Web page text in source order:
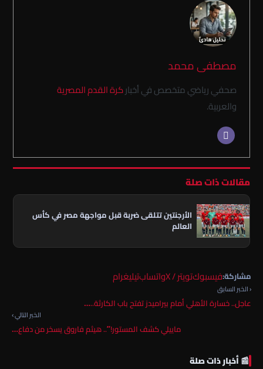
مصطفى محمد
صحفي رياضي متخصص في أخباركرة القدم المصرية
والعربية.
مقالات ذات صلة
الأرجنتين تتلقى ضربة قبل مواجهة مصر في كأس
العالم
مشاركة:فيسبوكتويتر / X واتسابتيليغرام
‹ الخبر السابق
عاجل.. خسارة الأهلي أمام بيراميدز تفتح باب الكارثة..…
الخبر التالي ›
ماييلي كشف المستور!”.. هيثم فاروق يسخر من دفاع…
📰 أخبار ذات صلة